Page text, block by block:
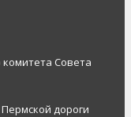
комитета Совета
дороги